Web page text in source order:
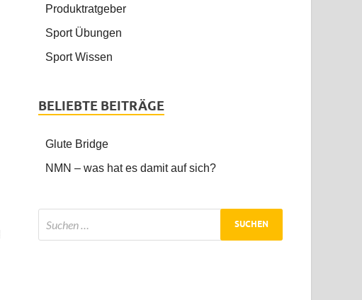
Produktratgeber
Sport Übungen
Sport Wissen
BELIEBTE BEITRÄGE
Glute Bridge
NMN – was hat es damit auf sich?